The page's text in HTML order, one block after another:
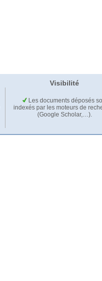
Visibilité
Les documents déposés
indexés par les moteurs de
(Google Scholar,…).